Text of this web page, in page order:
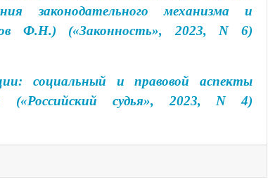
законодательного механизма и
Ф.Н.) («Законность», 2023, N 6)
социальный и правовой аспекты
судья», 2023, N 4)